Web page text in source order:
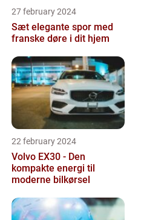
27 february 2024
Sæt elegante spor med
franske døre i dit hjem
22 february 2024
Volvo EX30 - Den
kompakte energi til
moderne bilkørsel